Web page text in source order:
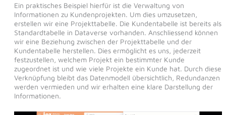
Ein praktisches Beispiel hierfür ist die Verwaltung von
Informationen zu Kundenprojekten. Um dies umzusetzen,
erstellen wir eine Projekttabelle. Die Kundentabelle ist bereits als
Standardtabelle in Dataverse vorhanden. Anschliessend können
wir eine Beziehung zwischen der Projekttabelle und der
Kundentabelle herstellen. Dies ermöglicht es uns, jederzeit
festzustellen, welchem Projekt ein bestimmter Kunde
zugeordnet ist und wie viele Projekte ein Kunde hat. Durch diese
Verknüpfung bleibt das Datenmodell übersichtlich, Redundanzen
werden vermieden und wir erhalten eine klare Darstellung der
Informationen.